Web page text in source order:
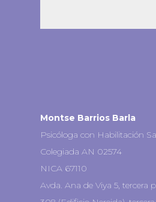
Montse Barrios Barla
Psicóloga con Habilitación
Colegiada AN 02574
NICA 67110
Avda. Ana de Viya 5, tercera